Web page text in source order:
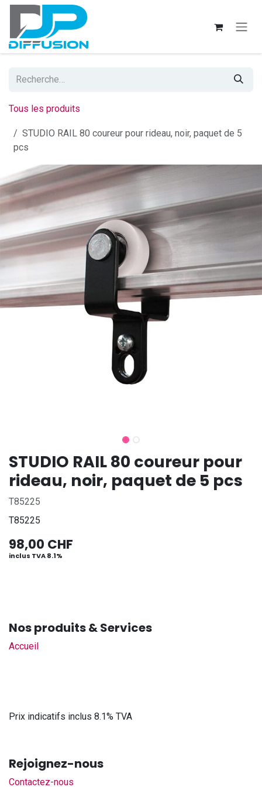
Se rendre au contenu
Tous les produits
STUDIO RAIL 80 coureur pour rideau, noir, paquet de 5
pcs
STUDIO RAIL 80 coureur pour
rideau, noir, paquet de 5 pcs
T85225
T85225
98,00 CHF
inclus TVA 8.1%
Nos produits & Services
Accueil
Prix indicatifs inclus 8.1% TVA
Rejoignez-nous
Contactez-nous